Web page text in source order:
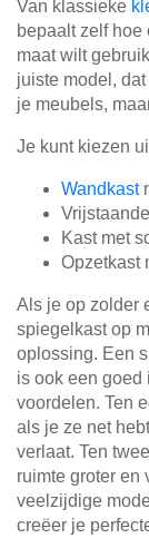
Van klassieke
bepaalt zelf
maat wilt
juiste model,
je meubels,
Je kunt kiezen
Wandkast
Kast met
Opzetkast
Als je op zolder
spiegelkast op
oplossing. Een
is ook een
voordelen. Ten
als je ze net
verlaat. Ten
ruimte groter en
veelzijdige
creëer je